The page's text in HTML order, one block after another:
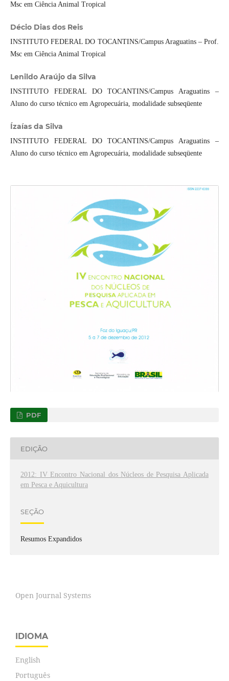
Msc em Ciência Animal Tropical
Décio Dias dos Reis
INSTITUTO FEDERAL DO TOCANTINS/Campus Araguatins – Prof.
Msc em Ciência Animal Tropical
Lenildo Araújo da Silva
INSTITUTO FEDERAL DO TOCANTINS/Campus Araguatins –
Aluno do curso técnico em Agropecuária, modalidade subseqüente
Ízaías da Silva
INSTITUTO FEDERAL DO TOCANTINS/Campus Araguatins –
Aluno do curso técnico em Agropecuária, modalidade subseqüente
PDF
EDIÇÃO
2012: IV Encontro Nacional dos Núcleos de Pesquisa Aplicada
em Pesca e Aquicultura
SEÇÃO
Resumos Expandidos
Open Journal Systems
IDIOMA
English
Português